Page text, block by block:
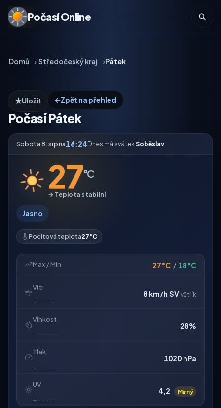
Počasí Online
Domů Středočeský kraj Pátek
←Zpět na přehled
Počasí Pátek
★Uložit
Sobota 8. srpna16:24Dnes má svátekSoběslav
27°C
→ Teplota stabilní
Jasno
Pocitová teplota27°C
Max / Min 27°C / 18°C
Vítr
8 km/h SV větřík
Vlhkost
28%
Tlak
1020 hPa
UV
4,2 Mírný